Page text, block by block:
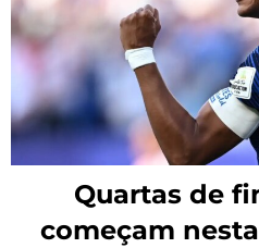
Quartas de
começam